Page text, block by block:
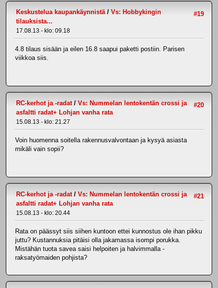
#19
Keskustelua kaupankäynnistä / Vs: Hobbykingin
tilauksista...
17.08.13 - klo: 09.18
4.8 tilaus sisään ja eilen 16.8 saapui paketti postiin. Parisen
viikkoa siis.
#20
RC-kerhot ja -radat/ Vs: Nummelan lentokentän crossi ja
asfaltti radat+ Lohjan vanha rata
15.08.13 - klo: 21.27
Voin huomenna soitella rakennusvalvontaan ja kysyä asiasta
mikäli vain sopii?
#21
RC-kerhot ja -radat/ Vs: Nummelan lentokentän crossi ja
asfaltti radat+ Lohjan vanha rata
15.08.13 - klo: 20.44
Rata on päässyt siis siihen kuntoon ettei kunnostus ole ihan pikku
juttu? Kustannuksia pitäisi olla jakamassa isompi porukka.
Mistähän tuota savea saisi helpoiten ja halvimmalla -
raksatyömaiden pohjista?